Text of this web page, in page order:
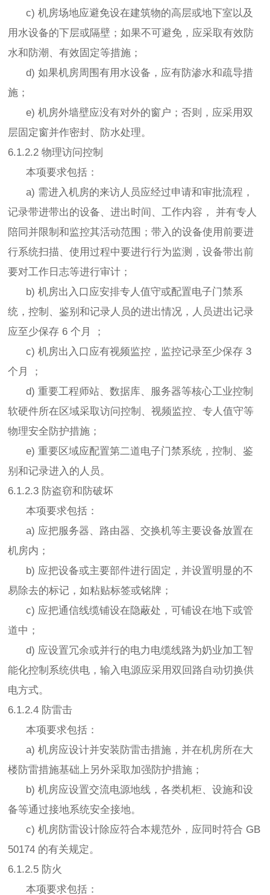
c) 机房场地应避免设在建筑物的高层或地下室以及
用水设备的下层或隔壁；如果不可避免，应采取有效防
水和防潮、有效固定等措施；
d) 如果机房周围有用水设备，应有防渗水和疏导措
施；
e) 机房外墙壁应没有对外的窗户；否则，应采用双
层固定窗并作密封、防水处理。
6.1.2.2 物理访问控制
本项要求包括：
a) 需进入机房的来访人员应经过申请和审批流程，
记录带进带出的设备、进出时间、工作内容， 并有专人
陪同并限制和监控其活动范围；带入的设备使用前要进
行系统扫描、使用过程中要进行行为监测，设备带出前
要对工作日志等进行审计；
b) 机房出入口应安排专人值守或配置电子门禁系
统，控制、鉴别和记录人员的进出情况，人员进出记录
应至少保存 6 个月 ；
c) 机房出入口应有视频监控，监控记录至少保存 3
个月 ；
d) 重要工程师站、数据库、服务器等核心工业控制
软硬件所在区域采取访问控制、视频监控、专人值守等
物理安全防护措施；
e) 重要区域应配置第二道电子门禁系统，控制、鉴
别和记录进入的人员。
6.1.2.3 防盗窃和防破坏
本项要求包括：
a) 应把服务器、路由器、交换机等主要设备放置在
机房内；
b) 应把设备或主要部件进行固定，并设置明显的不
易除去的标记，如粘贴标签或铭牌；
c) 应把通信线缆铺设在隐蔽处，可铺设在地下或管
道中；
d) 应设置冗余或并行的电力电缆线路为奶业加工智
能化控制系统供电，输入电源应采用双回路自动切换供
电方式。
6.1.2.4 防雷击
本项要求包括：
a) 机房应设计并安装防雷击措施，并在机房所在大
楼防雷措施基础上另外采取加强防护措施；
b) 机房应设置交流电源地线，各类机柜、设施和设
备等通过接地系统安全接地。
c) 机房防雷设计除应符合本规范外，应同时符合 GB
50174 的有关规定。
6.1.2.5 防火
本项要求包括：